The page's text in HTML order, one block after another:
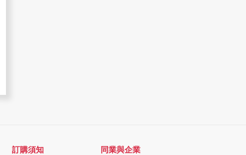
訂購須知 同業與企業